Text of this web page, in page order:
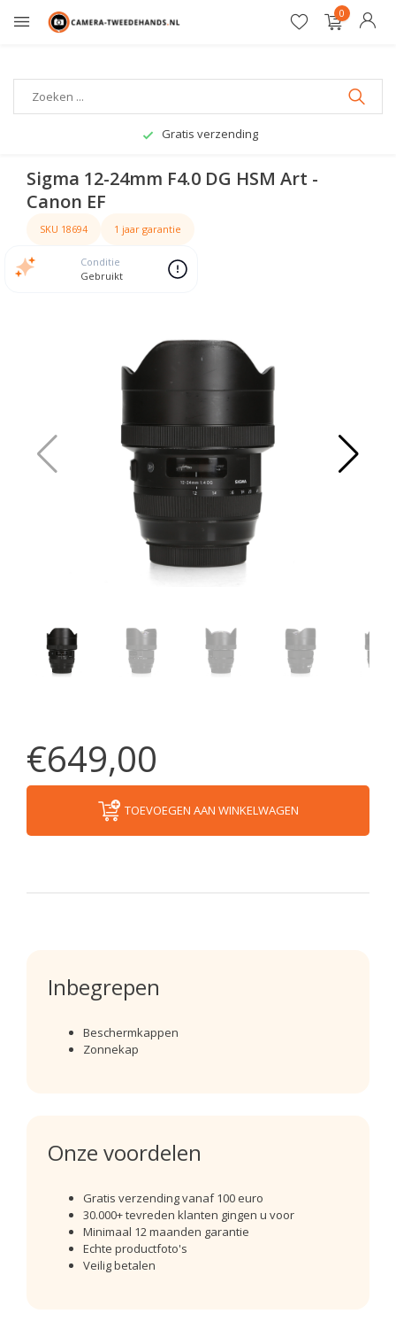
0
Gratis verzending
Sigma 12-24mm F4.0 DG HSM Art -
Canon EF
SKU 18694 1 jaar garantie
Conditie
Gebruikt
€649,00
TOEVOEGEN AAN WINKELWAGEN
Inbegrepen
Beschermkappen
Zonnekap
Onze voordelen
Gratis verzending vanaf 100 euro
30.000+ tevreden klanten gingen u voor
Minimaal 12 maanden garantie
Echte productfoto's
Veilig betalen